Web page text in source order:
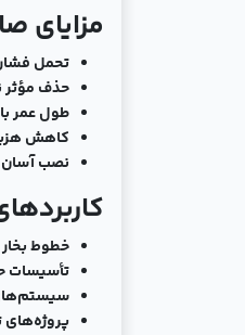
مزایای صافی 150 - 16 بار
تحمل فشار
حذف مؤثر
طول عمر
کاهش
نصب
کاربردهای صافی 150 - 16
خطوط
تأسیسات
پروژه‌های